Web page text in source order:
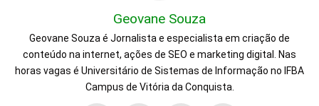
Geovane Souza
Geovane Souza é Jornalista e especialista em criação de
conteúdo na internet, ações de SEO e marketing digital. Nas
horas vagas é Universitário de Sistemas de Informação no IFBA
Campus de Vitória da Conquista.